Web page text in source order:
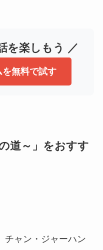
を楽しもう ／
無料で試す
道～」をおすす
チャン・ジャーハン